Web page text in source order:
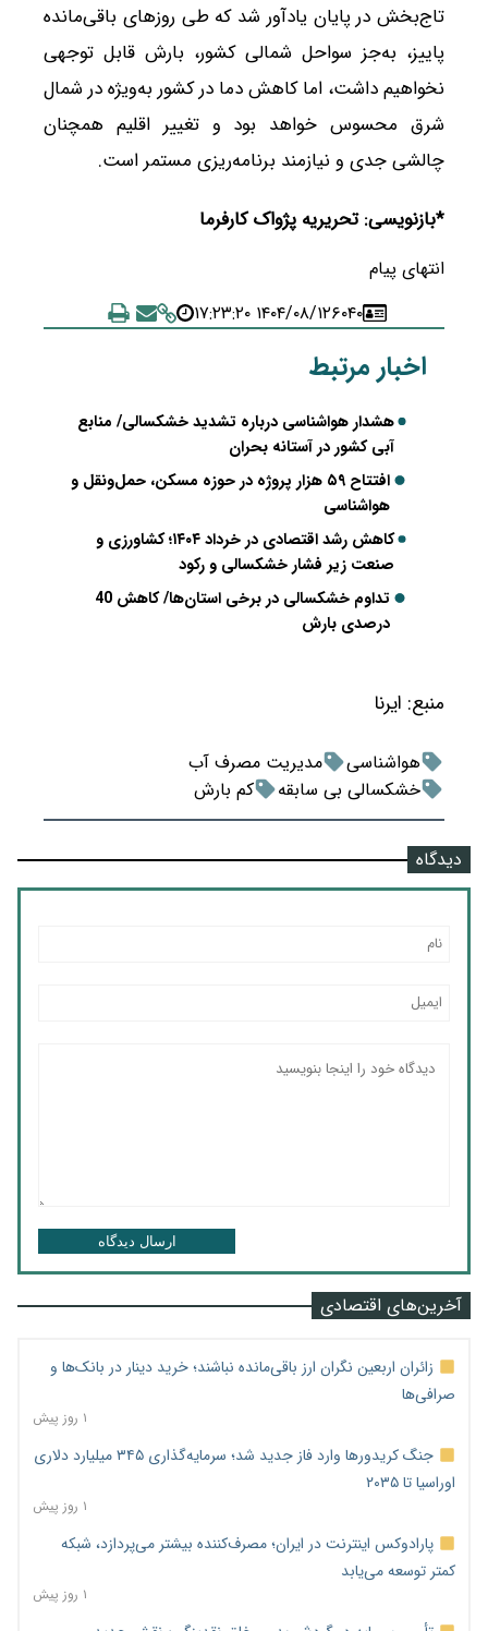
تاج‌بخش در پایان یادآور شد که طی روزهای باقی‌مانده
پاییز، به‌جز سواحل شمالی کشور، بارش قابل توجهی
نخواهیم داشت، اما کاهش دما در کشور به‌ویژه در شمال
شرق محسوس خواهد بود و تغییر اقلیم همچنان
چالشی جدی و نیازمند برنامه‌ریزی مستمر است.
*بازنویسی: تحریریه پژواک کارفرما
انتهای پیام
۶۰۴۰۱۴۰۴/۰۸/۱۲ ۱۷:۲۳:۲۰
اخبار مرتبط
هشدار هواشناسی درباره تشدید خشکسالی/ منابع
آبی کشور در آستانه بحران
افتتاح ۵۹ هزار پروژه در حوزه مسکن، حمل‌ونقل و
هواشناسی
کاهش رشد اقتصادی در خرداد ۱۴۰۴؛ کشاورزی و
صنعت زیر فشار خشکسالی و رکود
تداوم خشکسالی در برخی استان‌ها/ کاهش 40
درصدی بارش
منبع: ایرنا
هواشناسی
مدیریت مصرف آب
خشکسالی بی سابقه
کم بارش
دیدگاه
ارسال دیدگاه
آخرین‌های اقتصادی
زائران اربعین نگران ارز باقی‌مانده نباشند؛ خرید دینار در بانک‌ها و
صرافی‌ها
۱ روز پیش
جنگ کریدورها وارد فاز جدید شد؛ سرمایه‌گذاری ۳۴۵ میلیارد دلاری
اوراسیا تا ۲۰۳۵
۱ روز پیش
پارادوکس اینترنت در ایران؛ مصرف‌کننده بیشتر می‌پردازد، شبکه
کمتر توسعه می‌یابد
۱ روز پیش